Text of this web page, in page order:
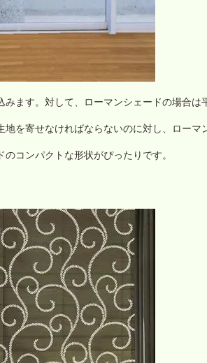
ます。対して、ローマンシェードの場合は
を寄せなければならないのに対し、ローマ
コンパクトな形状がぴったりです。